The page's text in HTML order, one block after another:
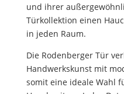
und ihrer
Türkollektion einen
in jeden Raum.
Die Rodenberger Tür
Handwerkskunst mit
somit eine ideale Wahl